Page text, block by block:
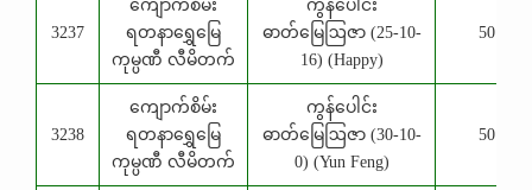
3237
ကျောက်စိမ်း
ရတနာရွှေမြေ
ကုမ္ပဏီ လီမိတက်
ကွန်ပေါင်း
ဓာတ်မြေဩဇာ (25-10-
16) (Happy)
50 Kg
3238
ကျောက်စိမ်း
ရတနာရွှေမြေ
ကုမ္ပဏီ လီမိတက်
ကွန်ပေါင်း
ဓာတ်မြေဩဇာ (30-10-
0) (Yun Feng)
50 Kg